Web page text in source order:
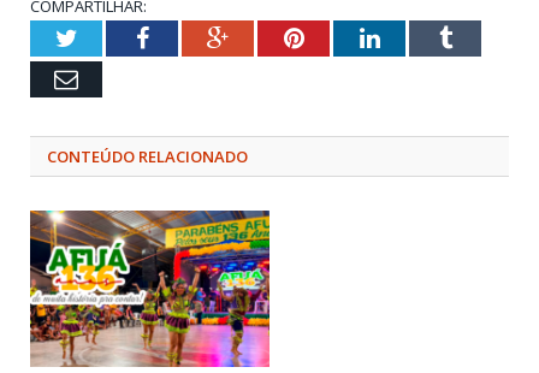
COMPARTILHAR:
TwitterFacebookGoogle+PinterestLinkedInTumblr
Email
CONTEÚDO RELACIONADO